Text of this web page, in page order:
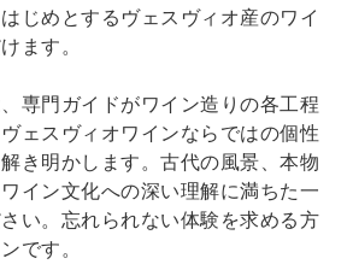
じめとするヴェスヴィオ産のワイ
ます。
専門ガイドがワイン造りの各工程
ェスヴィオワインならではの個性
き明かします。古代の風景、本物
イン文化への深い理解に満ちた一
い。忘れられない体験を求める方
です。